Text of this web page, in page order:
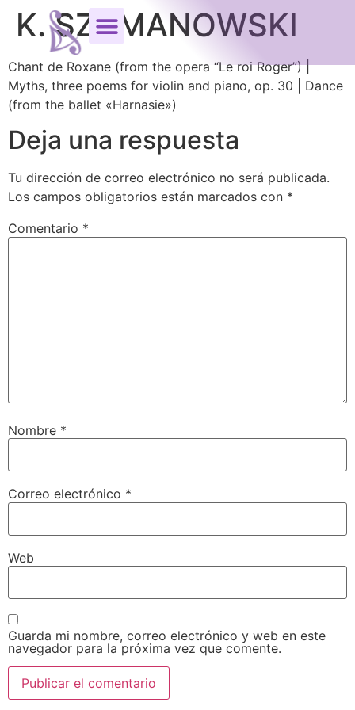
K. SZYMANOWSKI
Chant de Roxane (from the opera “Le roi Roger”) |
Myths, three poems for violin and piano, op. 30 | Dance
(from the ballet «Harnasie»)
Deja una respuesta
Tu dirección de correo electrónico no será publicada.
Los campos obligatorios están marcados con *
Comentario *
Nombre *
Correo electrónico *
Web
Guarda mi nombre, correo electrónico y web en este
navegador para la próxima vez que comente.